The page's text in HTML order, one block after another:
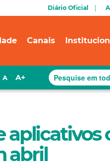
Diário Oficial
Canais
A A+
aplicativos
abril